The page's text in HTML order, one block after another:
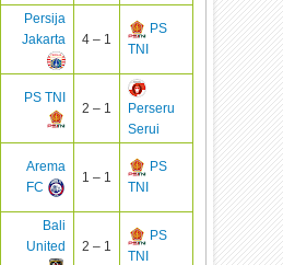
Persija
Jakarta
4 – 1
PS
TNI
PS TNI
2 – 1
Perseru
Serui
Arema
FC
1 – 1
PS
TNI
Bali
United
2 – 1
PS
TNI